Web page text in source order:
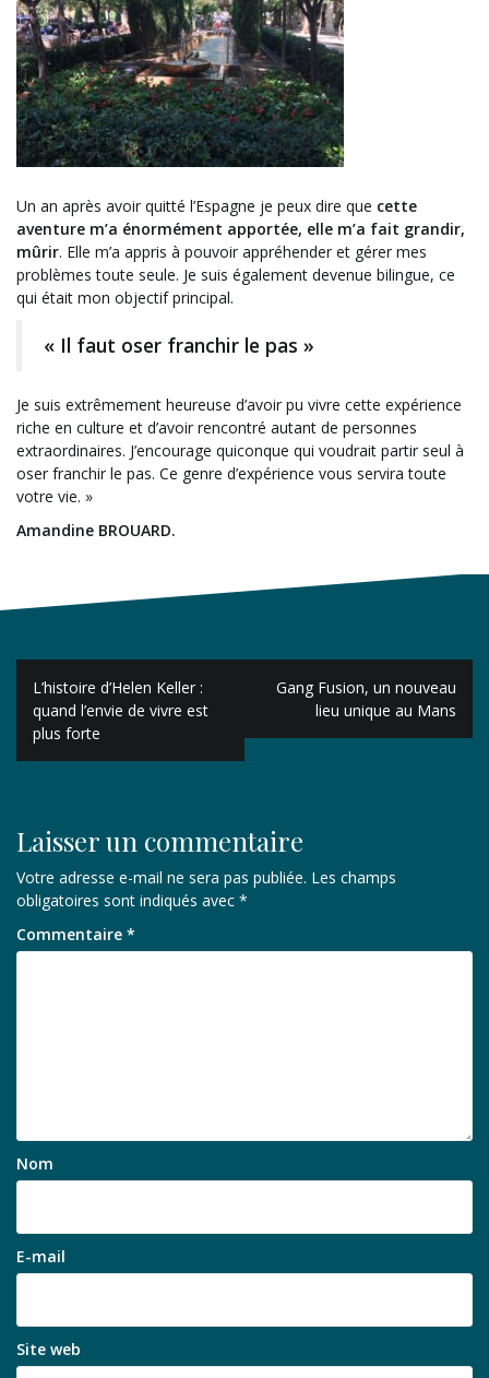
Un an après avoir quitté l’Espagne je peux dire que cette
aventure m’a énormément apportée, elle m’a fait grandir,
mûrir. Elle m’a appris à pouvoir appréhender et gérer mes
problèmes toute seule. Je suis également devenue bilingue, ce
qui était mon objectif principal.
« Il faut oser franchir le pas »
Je suis extrêmement heureuse d’avoir pu vivre cette expérience
riche en culture et d’avoir rencontré autant de personnes
extraordinaires. J’encourage quiconque qui voudrait partir seul à
oser franchir le pas. Ce genre d’expérience vous servira toute
votre vie. »
Amandine BROUARD.
Navigation
de
l’article
L’histoire d’Helen Keller :
quand l’envie de vivre est
plus forte
Gang Fusion, un nouveau
lieu unique au Mans
Laisser un commentaire
Votre adresse e-mail ne sera pas publiée. Les champs
obligatoires sont indiqués avec *
Commentaire *
Nom
E-mail
Site web